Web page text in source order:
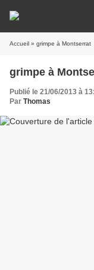
Accueil » grimpe à Montserrat
grimpe à
Publié le 21/06/2013 à
Par Thomas